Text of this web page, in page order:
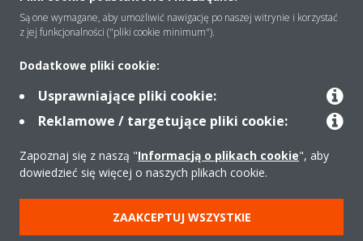
Rozwiązania
Kontakt
Produkty
Copyright © Daikin
Są one wymagane, aby umożliwić nawigację po naszej witrynie i korzystać
z jej funkcjonalności ("pliki cookie minimum").
Dodatkowe pliki cookie:
Usprawniające pliki cookie:
Reklamowe / targetujące pliki cookie:
Zapoznaj się z naszą "Informacją o plikach cookie", aby
dowiedzieć się więcej o naszych plikach cookie.
ZAAKCEPTUJ WSZYSTKIE